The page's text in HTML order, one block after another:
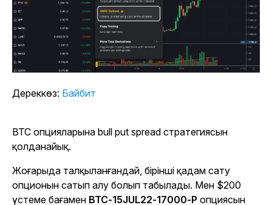
Дереккөз: Байбит
BTC опцияларына bull put spread стратегиясын
қолданайық.
Жоғарыда талқыланғандай, бірінші қадам сату
опционын сатып алу болып табылады. Мен $200
үстеме бағамен BTC-15JUL22-17000-P опциясын